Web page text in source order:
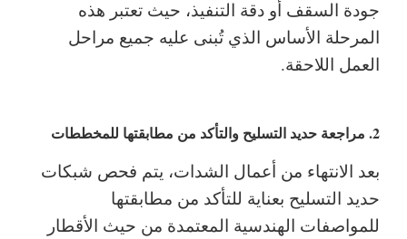
جودة السقف أو دقة التنفيذ، حيث تعتبر هذه
المرحلة الأساس الذي تُبنى عليه جميع مراحل
العمل اللاحقة.
2. مراجعة حديد التسليح والتأكد من مطابقتها للمخططات
بعد الانتهاء من أعمال الشدات، يتم فحص شبكات
حديد التسليح بعناية للتأكد من مطابقتها
للمواصفات الهندسية المعتمدة من حيث الأقطار